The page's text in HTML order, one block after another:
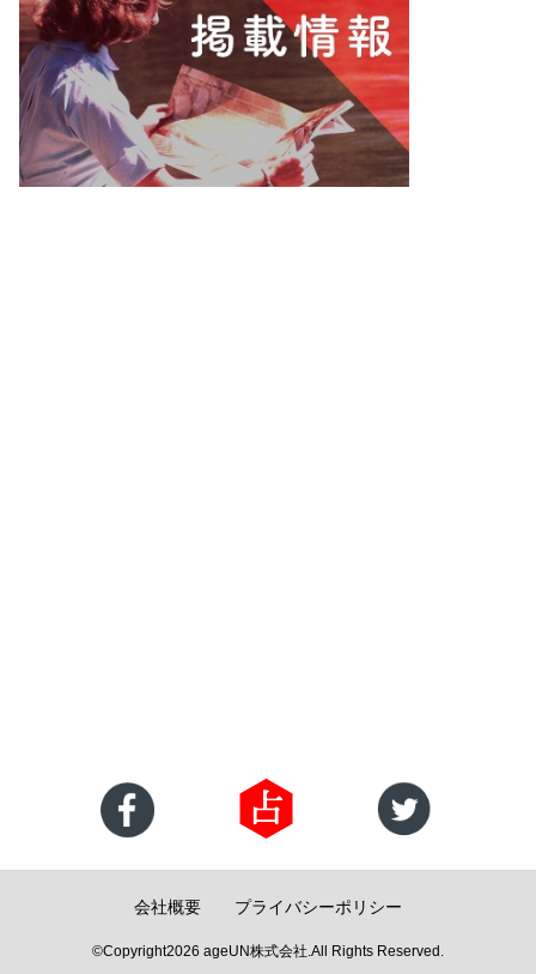
会社概要 プライバシーポリシー
©Copyright2026 ageUN株式会社 .All Rights Reserved.